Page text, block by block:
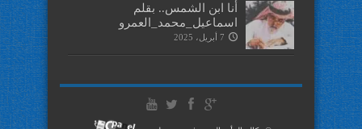
أنا ابن الشمس.. بقلم
اسماعيل_محمد_العمرو
7 أبريل، 2025